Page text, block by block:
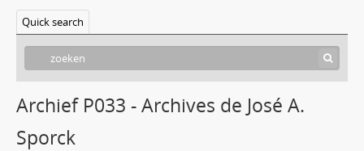
Quick search
Archief P033 - Archives de José A.
Sporck